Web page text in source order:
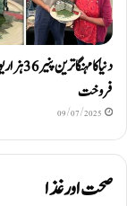
دنیا کا مہنگا
فروخت
09/07/2025
صحت اور غذا